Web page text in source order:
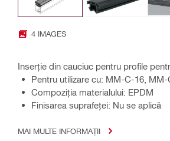
4 IMAGES
Inserție din cauciuc pentru profile
Pentru utilizare cu: MM-C-16,
Compoziţia materialului: EPDM
Finisarea suprafeţei: Nu se aplică
MAI MULTE INFORMAȚII